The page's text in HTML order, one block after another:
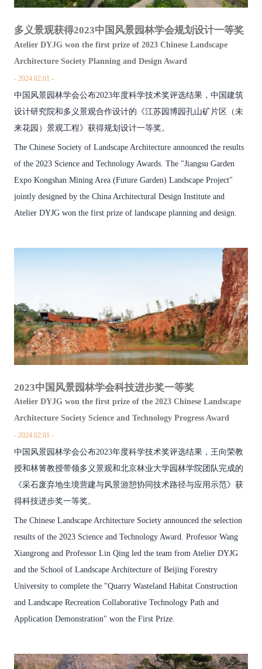
多义景观获得2023中国风景园林学会规划设计一等奖
Atelier DYJG won the first prize of 2023 Chinese Landscape
Architecture Society Planning and Design Award
2024.02.01
中国风景园林学会公布2023年度科学技术奖评选结果，中国建筑
设计研究院和多义景观合作设计的《江苏园博园孔山矿片区（未
来花园）景观工程》获得规划设计一等奖。
The Chinese Society of Landscape Architecture announced the results
of the 2023 Science and Technology Awards. The "Jiangsu Garden
Expo Kongshan Mining Area (Future Garden) Landscape Project"
jointly designed by the China Architectural Design Institute and
Atelier DYJG won the first prize of landscape planning and design.
2023中国风景园林学会科技进步奖一等奖
Atelier DYJG won the first prize of the 2023 Chinese Landscape
Architecture Society Science and Technology Progress Award
2024.02.01
中国风景园林学会公布2023年度科学技术奖评选结果，王向荣教
授和林箐教授带领多义景观和北京林业大学园林学院团队完成的
《采石废弃地生境营建与风景游憩协同技术路径与应用示范》获
得科技进步奖一等奖。
The Chinese Landscape Architecture Society announced the selection
results of the 2023 Science and Technology Award. Professor Wang
Xiangrong and Professor Lin Qing led the team from Atelier DYJG
and the School of Landscape Architecture of Beijing Forestry
University to complete the "Quarry Wasteland Habitat Construction
and Landscape Recreation Collaborative Technology Path and
Application Demonstration" won the First Prize.